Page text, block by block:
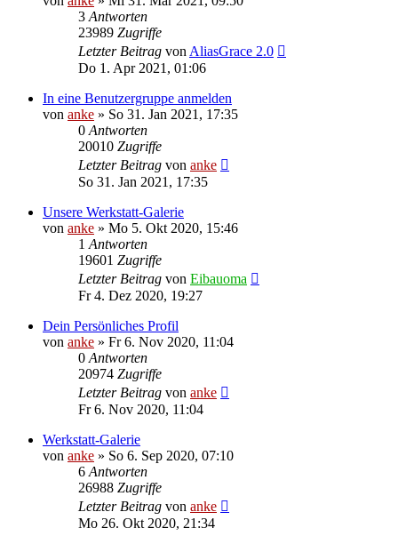
3 Antworten
23989 Zugriffe
Letzter Beitrag von AliasGrace 2.0
Do 1. Apr 2021, 01:06
In eine Benutzergruppe anmelden
von anke » So 31. Jan 2021, 17:35
0 Antworten
20010 Zugriffe
Letzter Beitrag von anke
So 31. Jan 2021, 17:35
Unsere Werkstatt-Galerie
von anke » Mo 5. Okt 2020, 15:46
1 Antworten
19601 Zugriffe
Letzter Beitrag von Eibauoma
Fr 4. Dez 2020, 19:27
Dein Persönliches Profil
von anke » Fr 6. Nov 2020, 11:04
0 Antworten
20974 Zugriffe
Letzter Beitrag von anke
Fr 6. Nov 2020, 11:04
Werkstatt-Galerie
von anke » So 6. Sep 2020, 07:10
6 Antworten
26988 Zugriffe
Letzter Beitrag von anke
Mo 26. Okt 2020, 21:34